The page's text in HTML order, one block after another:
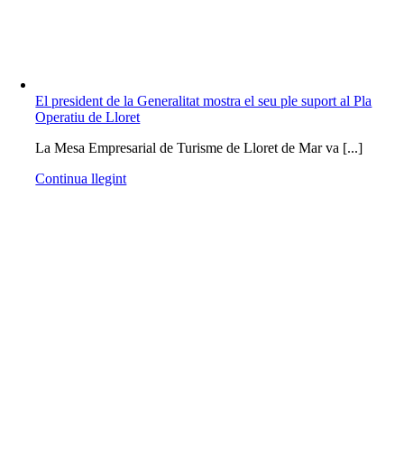
El president de la Generalitat mostra el seu ple suport al Pla
Operatiu de Lloret
La Mesa Empresarial de Turisme de Lloret de Mar va [...]
Continua llegint